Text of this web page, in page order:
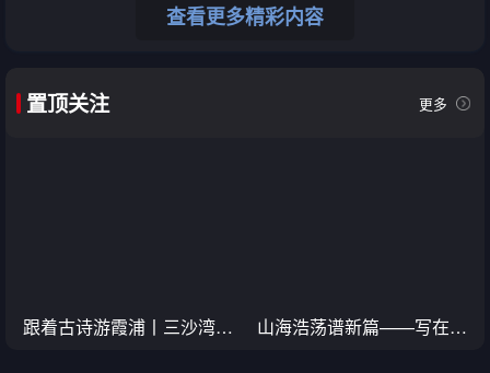
查看更多精彩内容
置顶关注 更多
又贵又抢手的头水紫菜上
来自海带之乡的压缩小海